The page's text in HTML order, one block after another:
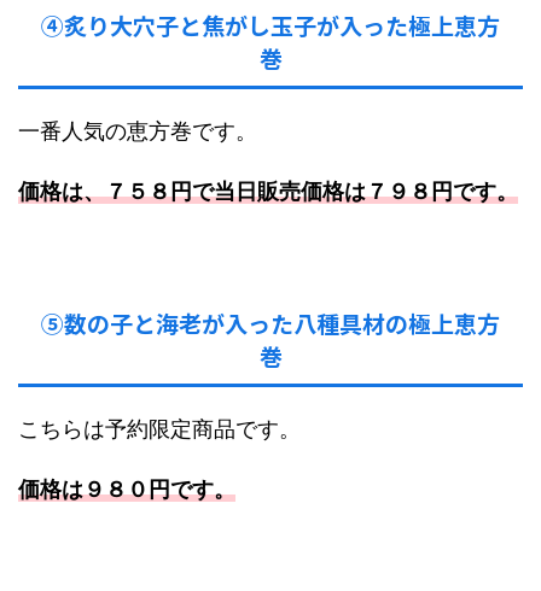
④炙り大穴子と焦がし玉子が入った極上恵方
巻
一番人気の恵方巻です。
価格は、７５８円で当日販売価格は７９８円です。
⑤数の子と海老が入った八種具材の極上恵方
巻
こちらは予約限定商品です。
価格は９８０円です。